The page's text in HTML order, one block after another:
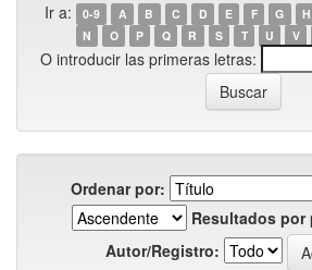
Ir a: 0-9 A B C D E F G H
N
O P Q R S T U V
O introducir las primeras letras:
Ordenar por:
Resultados por
Autor/Registro: